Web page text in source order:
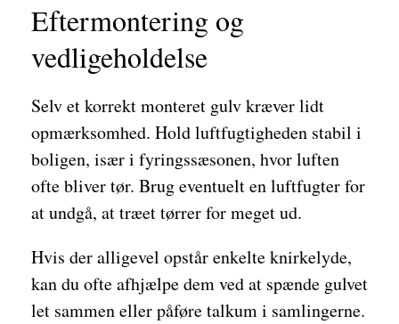
Eftermontering og
vedligeholdelse
Selv et korrekt monteret gulv kræver lidt
opmærksomhed. Hold luftfugtigheden stabil i
boligen, især i fyringssæsonen, hvor luften
ofte bliver tør. Brug eventuelt en luftfugter for
at undgå, at træet tørrer for meget ud.
Hvis der alligevel opstår enkelte knirkelyde,
kan du ofte afhjælpe dem ved at spænde gulvet
let sammen eller påføre talkum i samlingerne.